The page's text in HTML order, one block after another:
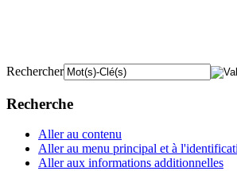
Rechercher
Recherche
Aller au contenu
Aller au menu principal et à
Aller aux informations additionnelles